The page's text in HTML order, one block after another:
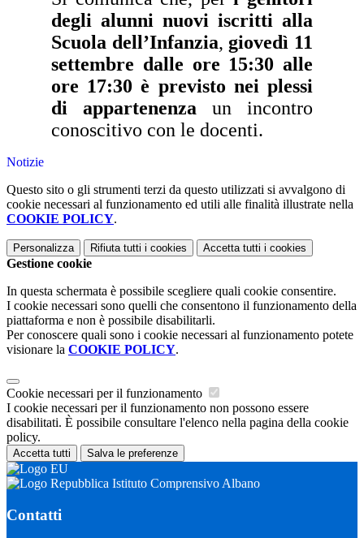
degli alunni nuovi iscritti alla
Scuola dell’Infanzia, giovedì 11
settembre dalle ore 15:30 alle
ore 17:30 è previsto nei plessi
di appartenenza un incontro
conoscitivo con le docenti.
Notizie
Questo sito o gli strumenti terzi da questo utilizzati si avvalgono di
cookie necessari al funzionamento ed utili alle finalità illustrate nella
COOKIE POLICY.
Personalizza Rifiuta tutti i cookies Accetta tutti i cookies
Gestione cookie
In questa schermata è possibile scegliere quali cookie consentire.
I cookie necessari sono quelli che consentono il funzionamento della
piattaforma e non è possibile disabilitarli.
Per conoscere quali sono i cookie necessari al funzionamento potete
visionare la COOKIE POLICY.
Cookie necessari per il funzionamento
I cookie necessari per il funzionamento non possono essere
disabilitati. È possibile consultare l'elenco nella pagina della cookie
policy.
Accetta tutti Salva le preferenze
Istituto Comprensivo Albano
Contatti